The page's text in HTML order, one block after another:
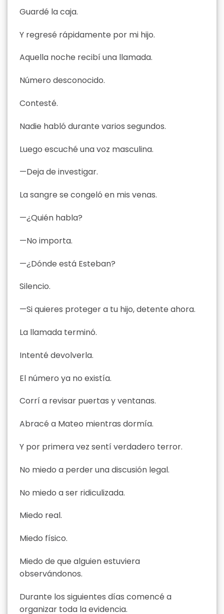
Guardé la caja.
Y regresé rápidamente por mi hijo.
Aquella noche recibí una llamada.
Número desconocido.
Contesté.
Nadie habló durante varios segundos.
Luego escuché una voz masculina.
—Deja de investigar.
La sangre se congeló en mis venas.
—¿Quién habla?
—No importa.
—¿Dónde está Esteban?
Silencio.
—Si quieres proteger a tu hijo, detente ahora.
La llamada terminó.
Intenté devolverla.
El número ya no existía.
Corrí a revisar puertas y ventanas.
Abracé a Mateo mientras dormía.
Y por primera vez sentí verdadero terror.
No miedo a perder una discusión legal.
No miedo a ser ridiculizada.
Miedo real.
Miedo físico.
Miedo de que alguien estuviera
observándonos.
Durante los siguientes días comencé a
organizar toda la evidencia.